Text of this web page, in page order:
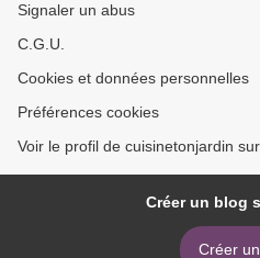
Signaler un abus
C.G.U.
Cookies et données personnelles
Préférences cookies
Voir le profil de cuisinetonjardin
Créer un blog
Créer